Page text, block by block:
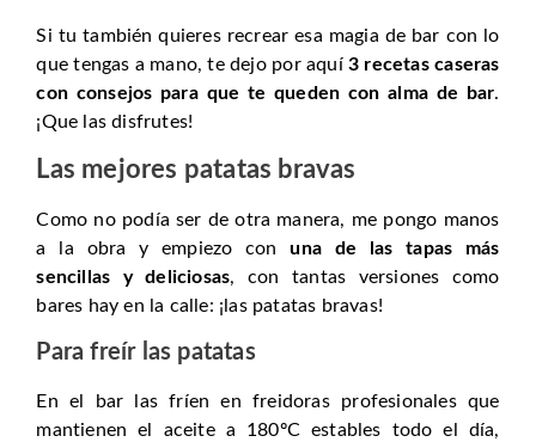
Si tu también quieres recrear esa magia de bar con lo
que tengas a mano, te dejo por aquí3 recetas caseras
con consejos para que te queden con alma de bar.
¡Que las disfrutes!
Las mejores patatas bravas
Como no podía ser de otra manera, me pongo manos
a la obra y empiezo conuna de las tapas más
sencillas y deliciosas, con tantas versiones como
bares hay en la calle: ¡las patatas bravas!
Para freír las patatas
En el bar las fríen en freidoras profesionales que
mantienen el aceite a 180ºC estables todo el día,